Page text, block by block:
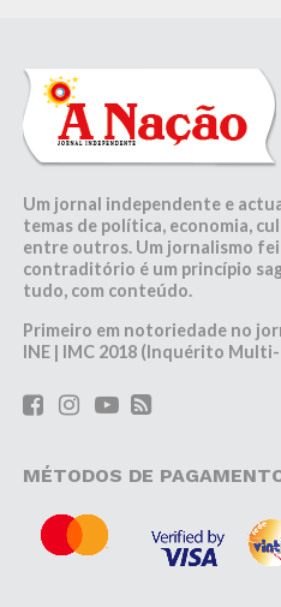
Um jornal independente e
temas de política, economia,
entre outros. Um jornalismo
contraditório é um princípio
tudo, com conteúdo.
Primeiro em notoriedade no
INE | IMC 2018 (Inquérito
MÉTODOS DE